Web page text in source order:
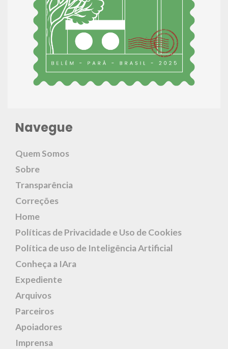
Navegue
Quem Somos
Sobre
Transparência
Correções
Home
Políticas de Privacidade e Uso de Cookies
Política de uso de Inteligência Artificial
Conheça a IAra
Expediente
Arquivos
Parceiros
Apoiadores
Imprensa